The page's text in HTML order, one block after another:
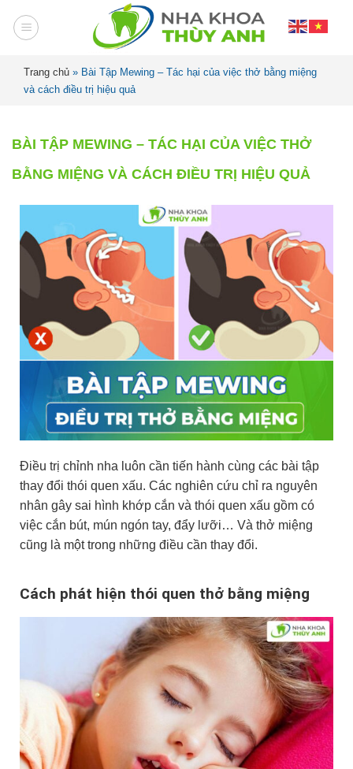
Trang chủ » Bài Tập Mewing – Tác hại của việc thở bằng miệng
và cách điều trị hiệu quả
BÀI TẬP MEWING – TÁC HẠI CỦA VIỆC THỞ
BẰNG MIỆNG VÀ CÁCH ĐIỀU TRỊ HIỆU QUẢ
Điều trị chỉnh nha luôn cần tiến hành cùng các bài tập
thay đổi thói quen xấu. Các nghiên cứu chỉ ra nguyên
nhân gây sai hình khớp cắn và thói quen xấu gồm có
việc cắn bút, mún ngón tay, đẩy lưỡi… Và thở miệng
cũng là một trong những điều cần thay đổi.
Cách phát hiện thói quen thở bằng miệng